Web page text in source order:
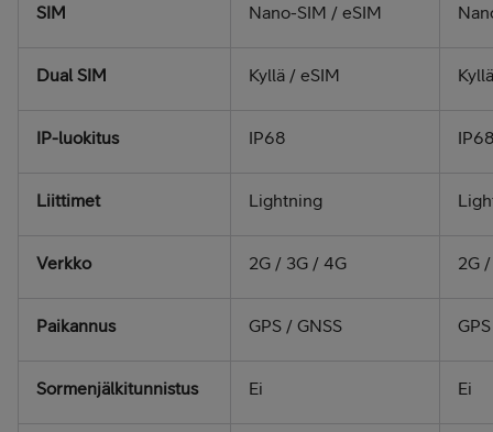
SIM Nano-SIM / eSIM
Dual SIM Kyllä / eSIM
IP-luokitus IP68 IP68
Liittimet Lightning
Verkko 2G / 3G / 4G 2G
Paikannus GPS / GNSS
Sormenjälkitunnistus Ei Ei